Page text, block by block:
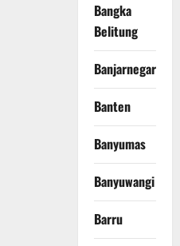
Bangka
Belitung
Banjarnegara
Banten
Banyumas
Banyuwangi
Barru